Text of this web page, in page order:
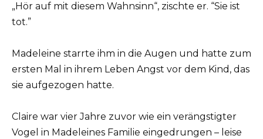
„Hör auf mit diesem Wahnsinn“, zischte er. “Sie ist
tot.”
Madeleine starrte ihm in die Augen und hatte zum
ersten Mal in ihrem Leben Angst vor dem Kind, das
sie aufgezogen hatte.
Claire war vier Jahre zuvor wie ein verängstigter
Vogel in Madeleines Familie eingedrungen – leise